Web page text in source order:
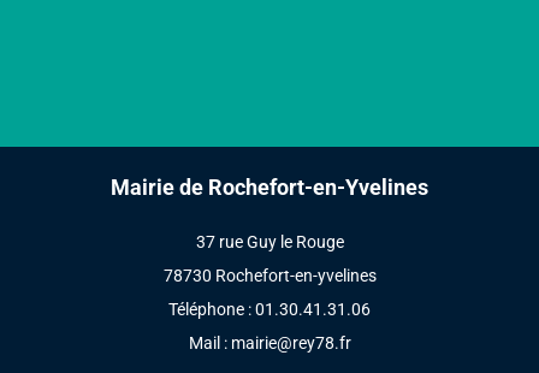
Mairie de Rochefort-en-Yvelines
37 rue Guy le Rouge
78730 Rochefort-en-yvelines
Téléphone : 01.30.41.31.06
Mail : mairie@rey78.fr